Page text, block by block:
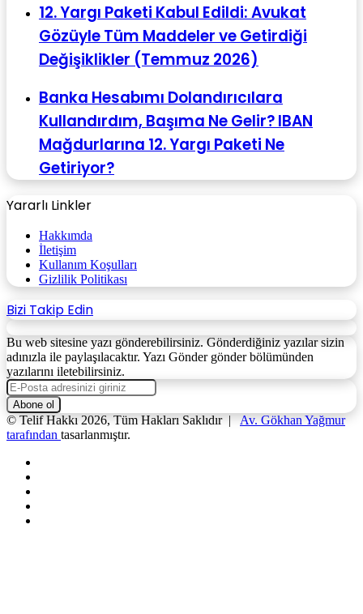
12. Yargı Paketi Kabul Edildi: Avukat
Gözüyle Tüm Maddeler ve Getirdiği
Değişiklikler (Temmuz 2026)
Banka Hesabımı Dolandırıcılara
Kullandırdım, Başıma Ne Gelir? IBAN
Mağdurlarına 12. Yargı Paketi Ne
Getiriyor?
Yararlı Linkler
Hakkımda
İletişim
Kullanım Koşulları
Gizlilik Politikası
Bizi Takip Edin
Bu web sitesine yazı gönderebilirsiniz. Gönderdiğiniz yazılar sizin
adınızla ile paylaşılacaktır. Yazı Gönder gönder bölümünden
yazılarını iletebilirsiniz.
E-
Posta
adresinizi
giriniz
© Telif Hakkı 2026, Tüm Hakları Saklıdır |Av. Gökhan Yağmur
tarafından tasarlanmıştır.